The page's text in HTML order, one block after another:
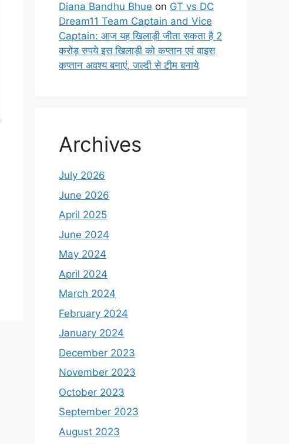
Diana Bandhu Bhue on GT vs DC
Dream11 Team Captain and Vice
Captain: आज यह खिलाड़ी जीता सकता है 2
करोड़ रुपये इस खिलाड़ी को कप्तान एवं वाइस
कप्तान अवश्य बनाएं, जल्दी से टीम बनाये
Archives
July 2026
June 2026
April 2025
June 2024
May 2024
April 2024
March 2024
February 2024
January 2024
December 2023
November 2023
October 2023
September 2023
August 2023